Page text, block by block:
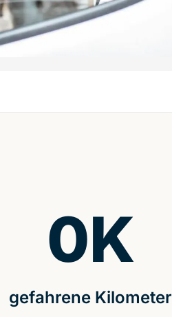
gefahrene Kilometer
0K